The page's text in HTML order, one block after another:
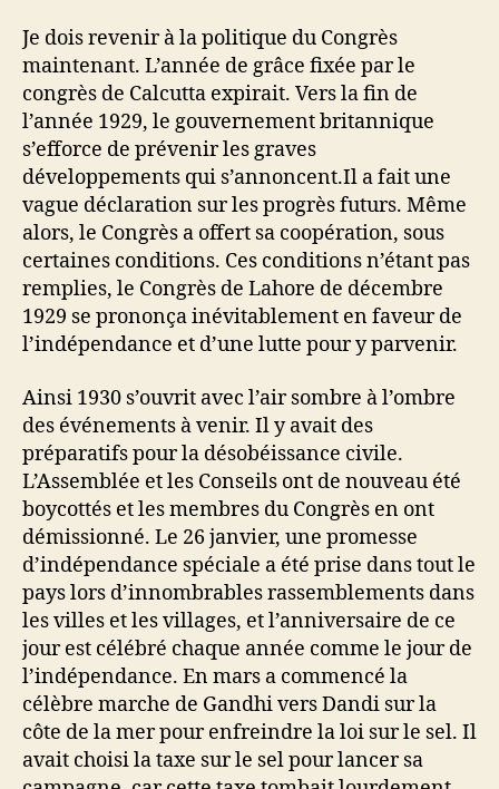
Je dois revenir à la politique du Congrès
maintenant. L’année de grâce fixée par le
congrès de Calcutta expirait. Vers la fin de
l’année 1929, le gouvernement britannique
s’efforce de prévenir les graves
développements qui s’annoncent.Il a fait une
vague déclaration sur les progrès futurs. Même
alors, le Congrès a offert sa coopération, sous
certaines conditions. Ces conditions n’étant pas
remplies, le Congrès de Lahore de décembre
1929 se prononça inévitablement en faveur de
l’indépendance et d’une lutte pour y parvenir.
Ainsi 1930 s’ouvrit avec l’air sombre à l’ombre
des événements à venir. Il y avait des
préparatifs pour la désobéissance civile.
L’Assemblée et les Conseils ont de nouveau été
boycottés et les membres du Congrès en ont
démissionné. Le 26 janvier, une promesse
d’indépendance spéciale a été prise dans tout le
pays lors d’innombrables rassemblements dans
les villes et les villages, et l’anniversaire de ce
jour est célébré chaque année comme le jour de
l’indépendance. En mars a commencé la
célèbre marche de Gandhi vers Dandi sur la
côte de la mer pour enfreindre la loi sur le sel. Il
avait choisi la taxe sur le sel pour lancer sa